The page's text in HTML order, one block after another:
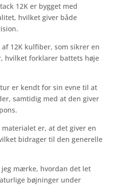
12K er bygget med
hvilket giver både
af 12K kulfiber, som sikrer en
hvilket forklarer battets høje
er kendt for sin evne til at
samtidig med at den giver
er, at det giver en
bidrager til den generelle
mærke, hvordan det let
bøjninger under